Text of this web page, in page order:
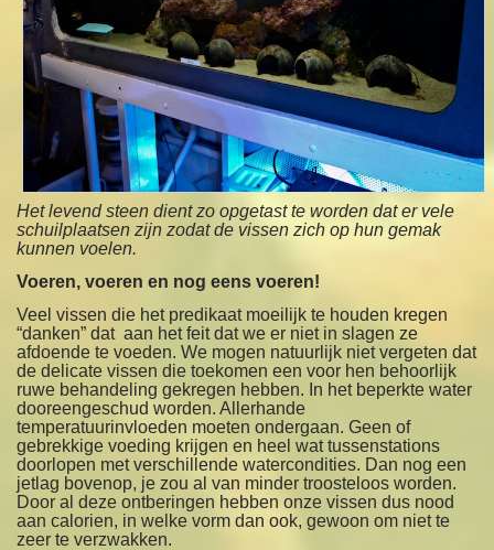
Het levend steen dient zo opgetast te worden dat er vele
schuilplaatsen zijn zodat de vissen zich op hun gemak
kunnen voelen.
Voeren, voeren en nog eens voeren!
Veel vissen die het predikaat moeilijk te houden kregen
“danken” dat aan het feit dat we er niet in slagen ze
afdoende te voeden. We mogen natuurlijk niet vergeten dat
de delicate vissen die toekomen een voor hen behoorlijk
ruwe behandeling gekregen hebben. In het beperkte water
dooreengeschud worden. Allerhande
temperatuurinvloeden moeten ondergaan. Geen of
gebrekkige voeding krijgen en heel wat tussenstations
doorlopen met verschillende watercondities. Dan nog een
jetlag bovenop, je zou al van minder troosteloos worden.
Door al deze ontberingen hebben onze vissen dus nood
aan calorien, in welke vorm dan ook, gewoon om niet te
zeer te verzwakken.